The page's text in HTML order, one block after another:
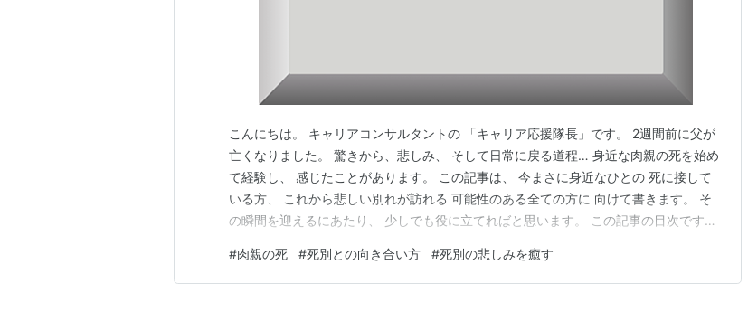
こんにちは。 キャリアコンサルタントの 「キャリア応援隊長」です。 2週間前に父が
亡くなりました。 驚きから、悲しみ、 そして日常に戻る道程… 身近な肉親の死を始め
て経験し、 感じたことがあります。 この記事は、 今まさに身近なひとの 死に接して
いる方、 これから悲しい別れが訪れる 可能性のある全ての方に 向けて書きます。 そ
の瞬間を迎えるにあたり、 少しでも役に立てればと思います。 この記事の目次です⇊
ことで訪れる 悲しから立ち直るにはどうすればよいのか 続いてゆく別れにどう対峙し
てゆくのか ＜この記事を書いて…
#肉親の死 #死別との向き合い方 #死別の悲しみを癒す